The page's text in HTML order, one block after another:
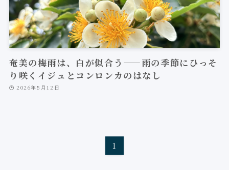
奄美の梅雨は、白が似合う——雨の季節にひっそ
り咲くイジュとコンロンカのはなし
2026年5月12日
1